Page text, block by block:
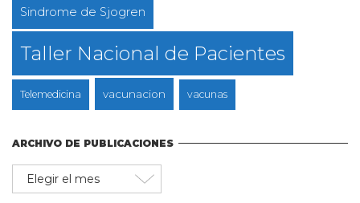
Sindrome de Sjogren
Taller Nacional de Pacientes
Telemedicina vacunacion vacunas
ARCHIVO DE PUBLICACIONES
Archivo
de